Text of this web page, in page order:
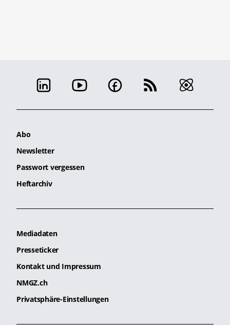
Abo
Newsletter
Passwort vergessen
Heftarchiv
Mediadaten
Presseticker
Kontakt und Impressum
NMGZ.ch
Privatsphäre-Einstellungen